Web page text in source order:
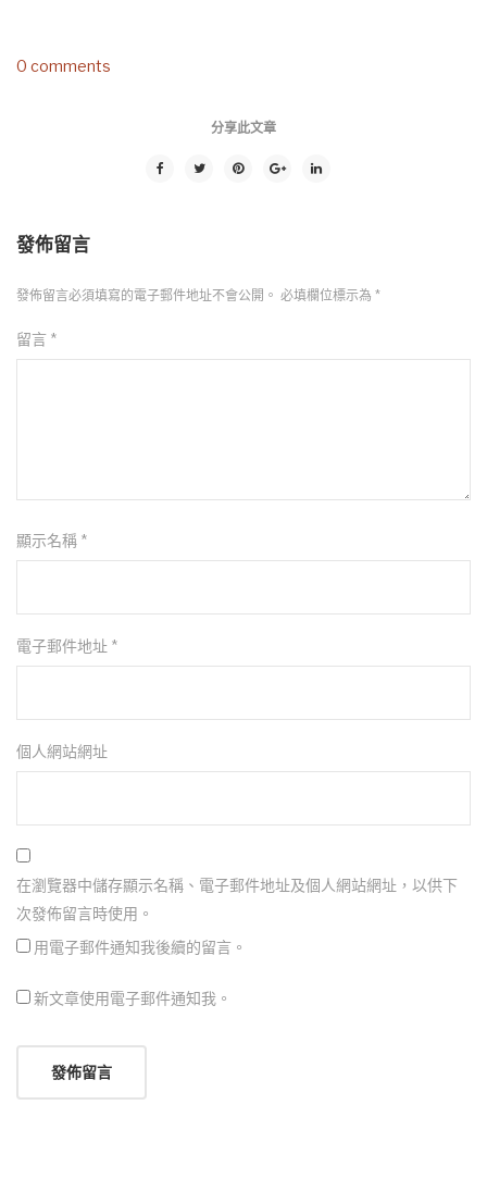
0 comments
分享此文章
發佈留言
發佈留言必須填寫的電子郵件地址不會公開。 必填欄位標示為 *
留言 *
顯示名稱 *
電子郵件地址 *
個人網站網址
在瀏覽器中儲存顯示名稱、電子郵件地址及個人網站網址，以供下
次發佈留言時使用。
用電子郵件通知我後續的留言。
新文章使用電子郵件通知我。